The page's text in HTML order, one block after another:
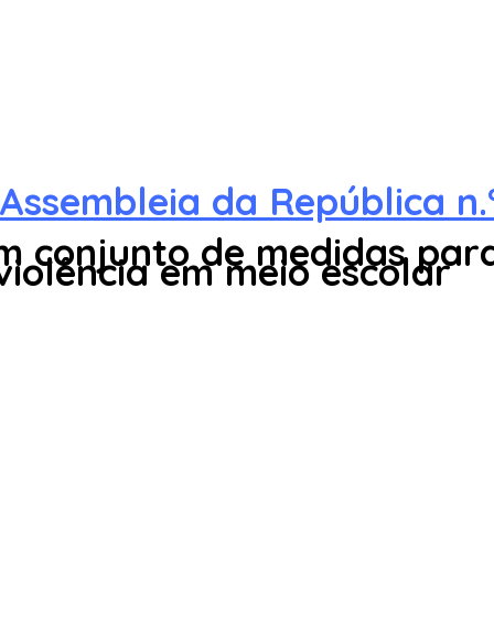
da República
conjunto de medidas
em meio escolar